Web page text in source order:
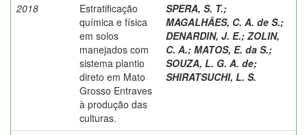
2018
Estratificação
química e física
em solos
manejados com
sistema plantio
direto em Mato
Grosso Entraves
à produção das
culturas.
SPERA, S. T.;
MAGALHÃES, C. A. de S.;
DENARDIN, J. E.; ZOLIN,
C. A.; MATOS, E. da S.;
SOUZA, L. G. A. de;
SHIRATSUCHI, L. S.